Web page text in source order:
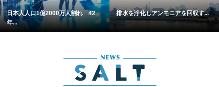
日本人人口1億2000万人割れ 42
年...
排水を浄化しアンモニアを回収す...